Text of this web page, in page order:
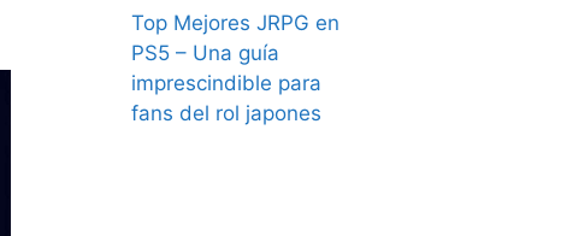
Top Mejores JRPG en
PS5 – Una guía
imprescindible para
fans del rol japones